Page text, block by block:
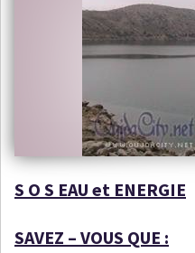
S O S EAU et ENERGIE
SAVEZ – VOUS QUE :